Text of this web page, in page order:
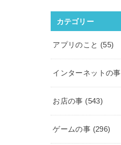
カテゴリー
アプリのこと (55)
インターネットの事
お店の事 (543)
ゲームの事 (296)